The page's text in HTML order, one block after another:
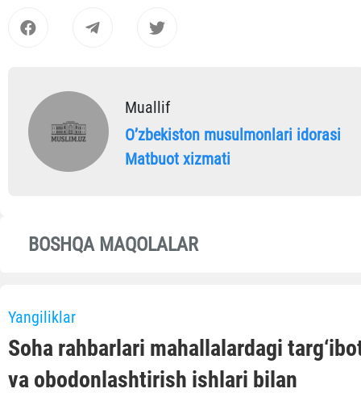
Muallif
Oʼzbekiston musulmonlari idorasi
Matbuot xizmati
BOSHQA MAQOLALAR
Yangiliklar
Soha rahbarlari mahallalardagi
va obodonlashtirish ishlari bilan